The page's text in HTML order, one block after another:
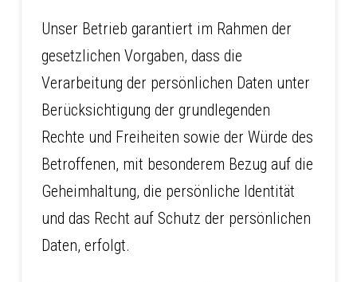
Unser Betrieb garantiert im Rahmen der
gesetzlichen Vorgaben, dass die
Verarbeitung der persönlichen Daten unter
Berücksichtigung der grundlegenden
Rechte und Freiheiten sowie der Würde des
Betroffenen, mit besonderem Bezug auf die
Geheimhaltung, die persönliche Identität
und das Recht auf Schutz der persönlichen
Daten, erfolgt.